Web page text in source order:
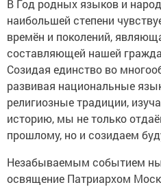
В Год родных языков и
наибольшей степени
времён и поколений,
составляющей нашей
Созидая единство во
развивая национальные
религиозные традиции,
историю, мы не только
прошлому, но и созидаем
Незабываемым событием
освящение Патриархом